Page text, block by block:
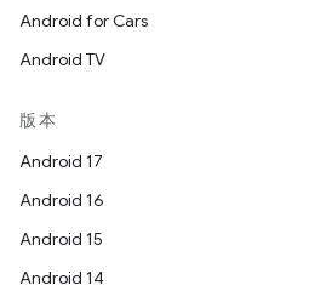
Android for Cars
Android TV
版本
Android 17
Android 16
Android 15
Android 14